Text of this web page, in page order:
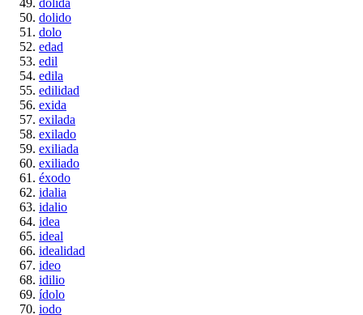
dolida
dolido
dolo
edad
edil
edila
edilidad
exida
exilada
exilado
exiliada
exiliado
éxodo
idalia
idalio
idea
ideal
idealidad
ideo
idilio
ídolo
iodo